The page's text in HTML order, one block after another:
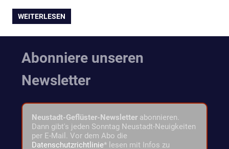
WEITERLESEN
Abonniere unseren
Newsletter
Neustadt-Geflüster-Newsletter abonnieren.
Dann gibt's jeden Sonntag Neustadt-Neuigkeiten
per E-Mail. Vor dem Abo die
Datenschutzrichtlinie* lesen mit Infos zu